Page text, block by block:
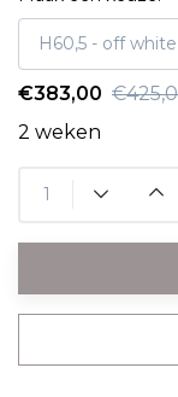
€383,00
2 weken